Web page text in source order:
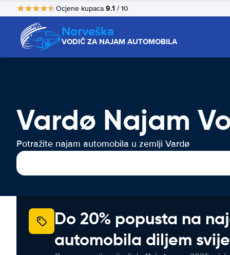
Ocjene kupaca 9.1 / 10
Norveška
VODIČ ZA NAJAM AUTOMOBILA
Vardø Najam
Potražite najam automobila u zemlji Vardø
Do 20% popusta na
automobila diljem